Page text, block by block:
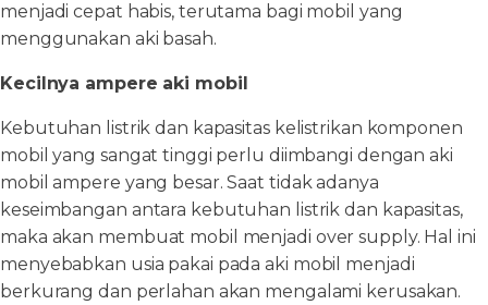
menjadi cepat habis, terutama bagi mobil yang
menggunakan aki basah.
Kecilnya ampere aki mobil
Kebutuhan listrik dan kapasitas kelistrikan komponen
mobil yang sangat tinggi perlu diimbangi dengan aki
mobil ampere yang besar. Saat tidak adanya
keseimbangan antara kebutuhan listrik dan kapasitas,
maka akan membuat mobil menjadi over supply. Hal ini
menyebabkan usia pakai pada aki mobil menjadi
berkurang dan perlahan akan mengalami kerusakan.